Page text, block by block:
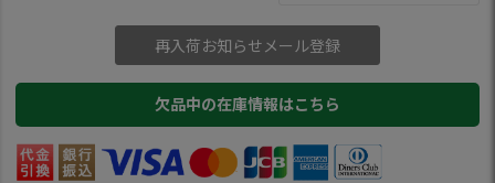
再入荷お知らせメール登録
欠品中の在庫情報はこちら